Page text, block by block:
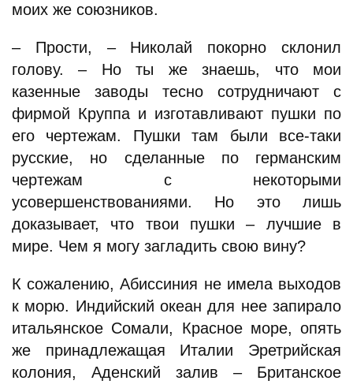
моих же союзников.
– Прости, – Николай покорно склонил
голову. – Но ты же знаешь, что мои
казенные заводы тесно сотрудничают с
фирмой Круппа и изготавливают пушки по
его чертежам. Пушки там были все-таки
русские, но сделанные по германским
чертежам с некоторыми
усовершенствованиями. Но это лишь
доказывает, что твои пушки – лучшие в
мире. Чем я могу загладить свою вину?
К сожалению, Абиссиния не имела выходов
к морю. Индийский океан для нее запирало
итальянское Сомали, Красное море, опять
же принадлежащая Италии Эретрийская
колония, Аденский залив – Британское